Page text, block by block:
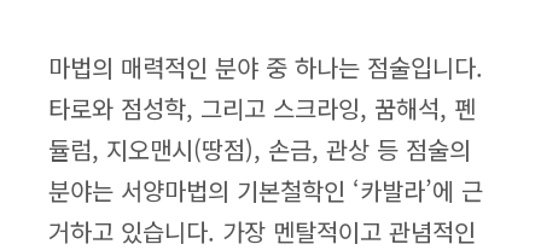
마법의 매력적인 분야 중 하나는 점술입니다.
타로와 점성학, 그리고 스크라잉, 꿈해석, 펜
듈럼, 지오맨시(땅점), 손금, 관상 등 점술의
분야는 서양마법의 기본철학인 ‘카발라’에 근
거하고 있습니다. 가장 멘탈적이고 관념적인